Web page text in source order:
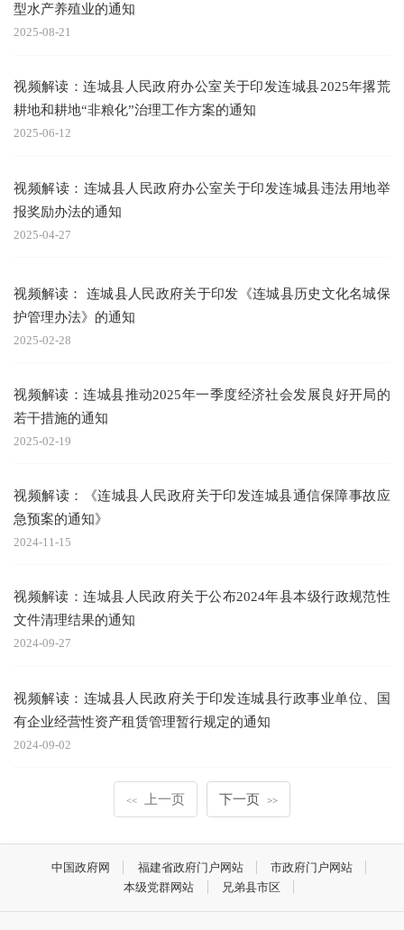
型水产养殖业的通知
2025-08-21
视频解读：连城县人民政府办公室关于印发连城县2025年撂荒
耕地和耕地“非粮化”治理工作方案的通知
2025-06-12
视频解读：连城县人民政府办公室关于印发连城县违法用地举
报奖励办法的通知
2025-04-27
视频解读： 连城县人民政府关于印发《连城县历史文化名城保
护管理办法》的通知
2025-02-28
视频解读：连城县推动2025年一季度经济社会发展良好开局的
若干措施的通知
2025-02-19
视频解读：《连城县人民政府关于印发连城县通信保障事故应
急预案的通知》
2024-11-15
视频解读：连城县人民政府关于公布2024年县本级行政规范性
文件清理结果的通知
2024-09-27
视频解读：连城县人民政府关于印发连城县行政事业单位、国
有企业经营性资产租赁管理暂行规定的通知
2024-09-02
<< 上一页 下一页 >>
中国政府网 福建省政府门户网站
市政府门户网站
本级党群网站
兄弟县市区